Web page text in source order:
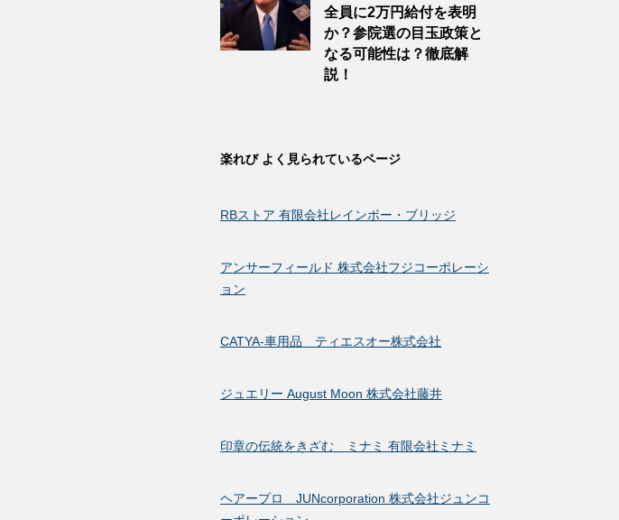
全員に2万円給付を表明
か？参院選の目玉政策と
なる可能性は？徹底解
説！
楽れび よく見られているページ
RBストア 有限会社レインボー・ブリッジ
アンサーフィールド 株式会社フジコーポレーシ
ョン
CATYA-車用品 ティエスオー株式会社
ジュエリー August Moon 株式会社藤井
印章の伝統をきざむ ミナミ 有限会社ミナミ
ヘアープロ JUNcorporation 株式会社ジュンコ